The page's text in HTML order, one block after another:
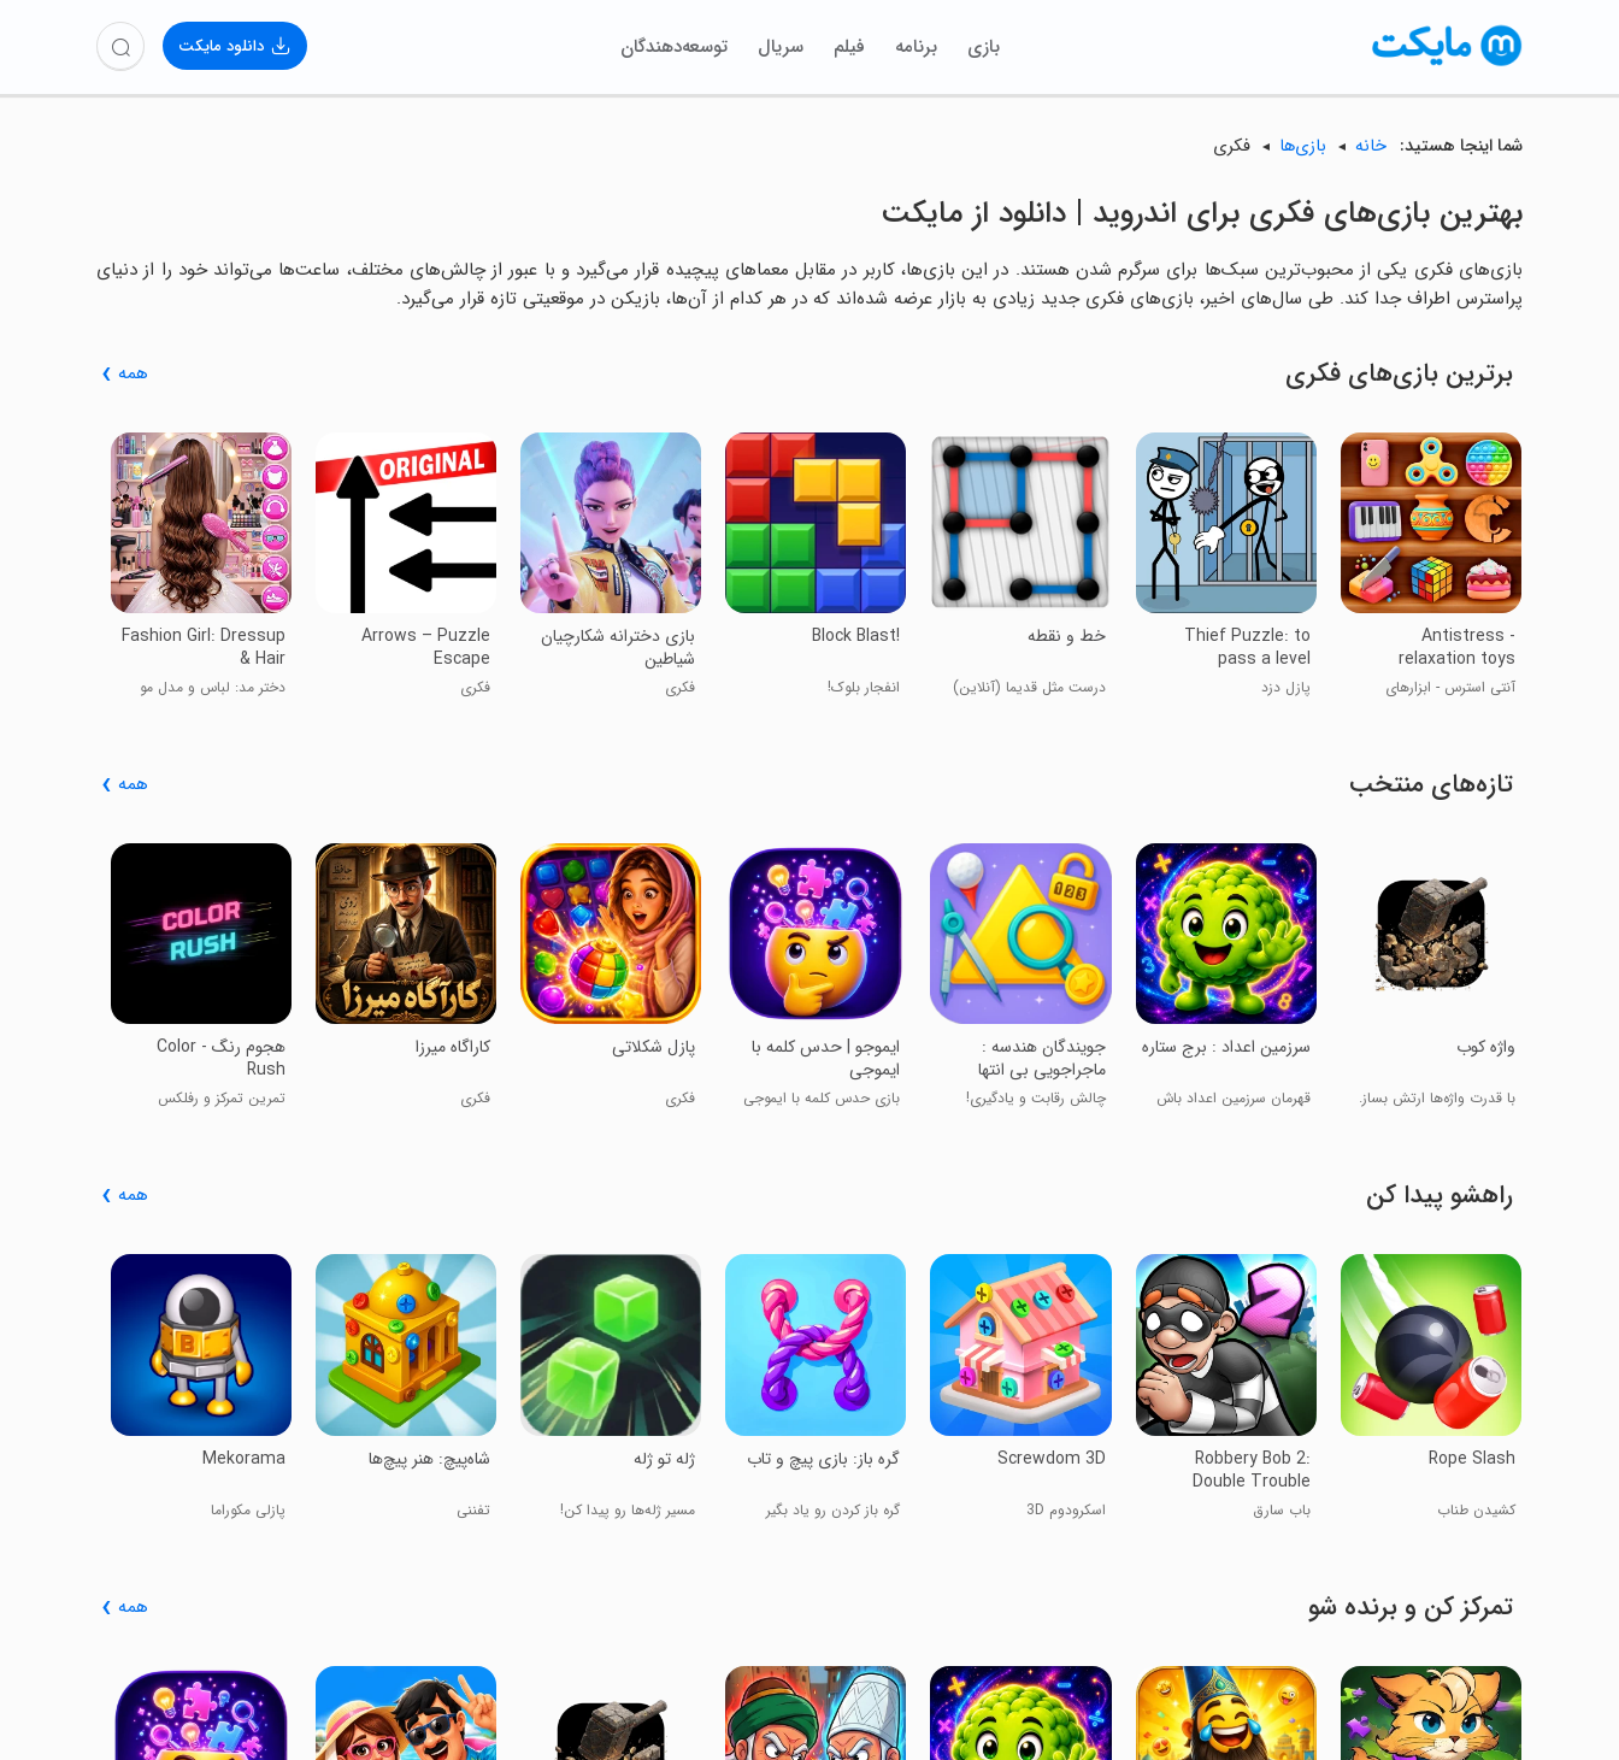
دانلود مایکت بازی برنامه فیلم سریال توسعه‌دهندگان
شما اینجا هستید: خانه بازی‌ها فکری
بهترین بازی‌های فکری برای اندروید | دانلود از مایکت
بازی‌های فکری یکی از محبوب‌ترین سبک‌ها برای سرگرم شدن هستند. در این بازی‌ها، کاربر در مقابل معماهای پیچیده قرار می‌گیرد و با عبور از چالش‌های مختلف، ساعت‌ها می‌تواند خود را از دنیای
پراسترس اطراف جدا کند. طی سال‌های اخیر، بازی‌های فکری جدید زیادی به بازار عرضه شده‌اند که در هر کدام از آن‌ها، بازیکن در موقعیتی تازه قرار می‌گیرد.
برترین بازی‌های فکری همه
Antistress -
relaxation toys
آنتی استرس - ابزارهای
Thief Puzzle: to
pass a level
پازل دزد
‏خط و نقطه
درست مثل قدیما (آنلاین)
Block Blast!
انفجار بلوک!
‏بازی دخترانه شکارچیان
شیاطین
فکری
Arrows – Puzzle
Escape
فکری
Fashion Girl: Dressup
& Hair
دختر مد: لباس و مدل مو
تازه‌های منتخب همه
‏‏واژه کوب
با قدرت واژه‌ها ارتش بساز.
‏‏سرزمین اعداد : برج ستاره
قهرمان سرزمین اعداد باش
‏‏‏جویندگان هندسه :
ماجراجویی بی انتها
چالش رقابت و یادگیری!
‏‏ایموجو | حدس کلمه با
ایموجی
بازی حدس کلمه با ایموجی
‏‏‏‏‏‏پازل شکلاتی
فکری
‏کاراگاه میرزا
فکری
‏‏‏هجوم رنگ - Color
Rush
تمرین تمرکز و رفلکس
راهشو پیدا کن همه
Rope Slash
کشیدن طناب
Robbery Bob 2:
Double Trouble
باب سارق
Screwdom 3D
اسکرودوم 3D
‏‏‏گره باز: بازی پیچ و تاب
گره باز کردن رو یاد بگیر
‏ژله تو ژله
مسیر ژله‌ها رو پیدا کن!
‏شاه‌پیچ: هنر پیچ‌ها
تفننی
Mekorama
پازلی مکوراما
تمرکز کن و برنده شو همه